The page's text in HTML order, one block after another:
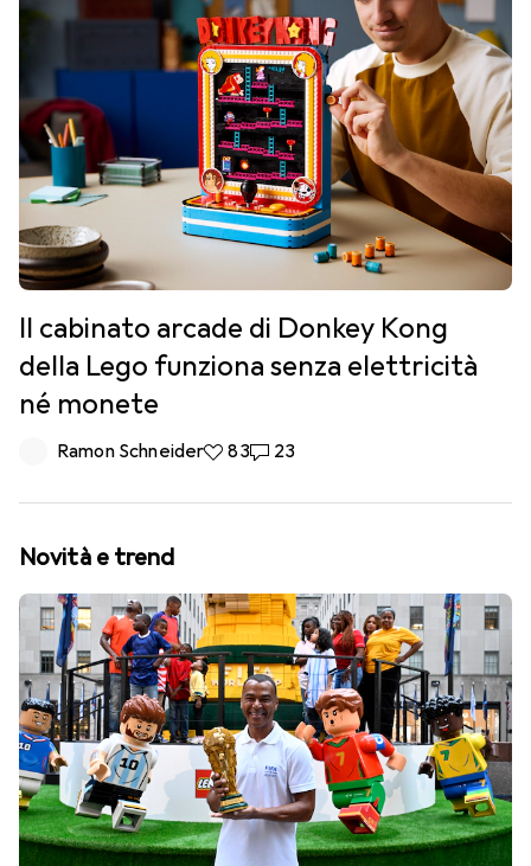
Il cabinato arcade di Donkey Kong
della Lego funziona senza elettricità
né monete
Ramon Schneider83 like
8323 commenti
23
Novità e trend